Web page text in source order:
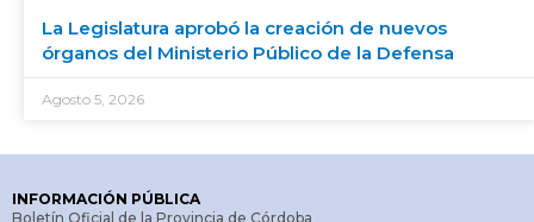
La Legislatura aprobó la creación de nuevos
órganos del Ministerio Público de la Defensa
Agosto 5, 2026
INFORMACIÓN PÚBLICA
Boletín Oficial de la Provincia de Córdoba